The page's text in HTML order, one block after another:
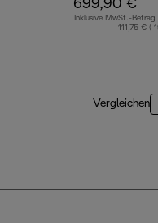
699,90 €
Inklusive MwSt.-Betrag
111,75 € (
Vergleichen